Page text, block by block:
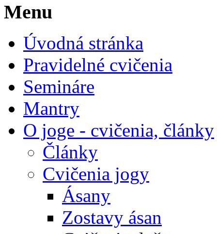
Menu
Úvodná stránka
Pravidelné cvičenia
Semináre
Mantry
O joge - cvičenia, články
Články
Cvičenia jogy
Ásany
Zostavy ásan